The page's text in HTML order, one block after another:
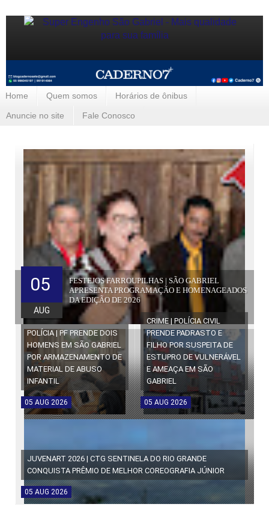
Home Quem somos Horários de ônibus
Anuncie no site Fale Conosco
FESTEJOS FARROUPILHAS | SÃO GABRIEL
APRESENTA PROGRAMAÇÃO E HOMENAGEADOS
DA EDIÇÃO DE 2026
05
AUG
POLÍCIA | PF PRENDE DOIS
HOMENS EM SÃO GABRIEL
POR ARMAZENAMENTO DE
MATERIAL DE ABUSO
INFANTIL
05 AUG 2026
CRIME | POLÍCIA CIVIL
PRENDE PADRASTO E
FILHO POR SUSPEITA DE
ESTUPRO DE VULNERÁVEL
E AMEAÇA EM SÃO
GABRIEL
05 AUG 2026
JUVENART 2026 | CTG SENTINELA DO RIO GRANDE
CONQUISTA PRÊMIO DE MELHOR COREOGRAFIA JÚNIOR
05 AUG 2026